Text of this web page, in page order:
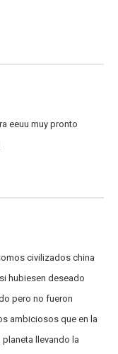
eeuu muy pronto
civilizados china
hubiesen deseado
pero no fueron
ambiciosos que en la
llevando la